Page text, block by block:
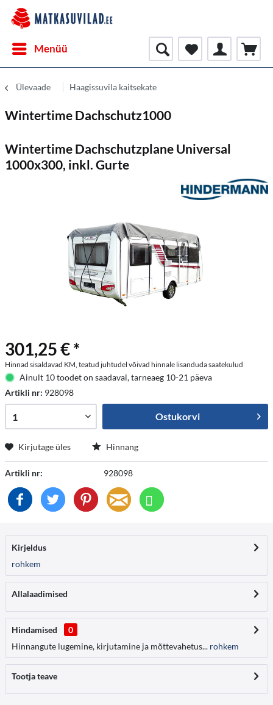
Menüü
Ülevaade Haagissuvila kaitsekate
Wintertime Dachschutz1000
Wintertime Dachschutzplane Universal
1000x300, inkl. Gurte
301,25 € *
Hinnad sisaldavad KM, teatud juhtudel võivad hinnale lisanduda saatekulud
Ainult 10 toodet on saadaval, tarneaeg 10-21 päeva
Artikli nr: 928098
Ostukorvi
Kirjutage üles Hinnang
Artikli nr: 928098
Kirjeldus
rohkem
Allalaadimised
Hindamised
0
Hinnangute lugemine, kirjutamine ja mõttevahetus... rohkem
Tootja teave